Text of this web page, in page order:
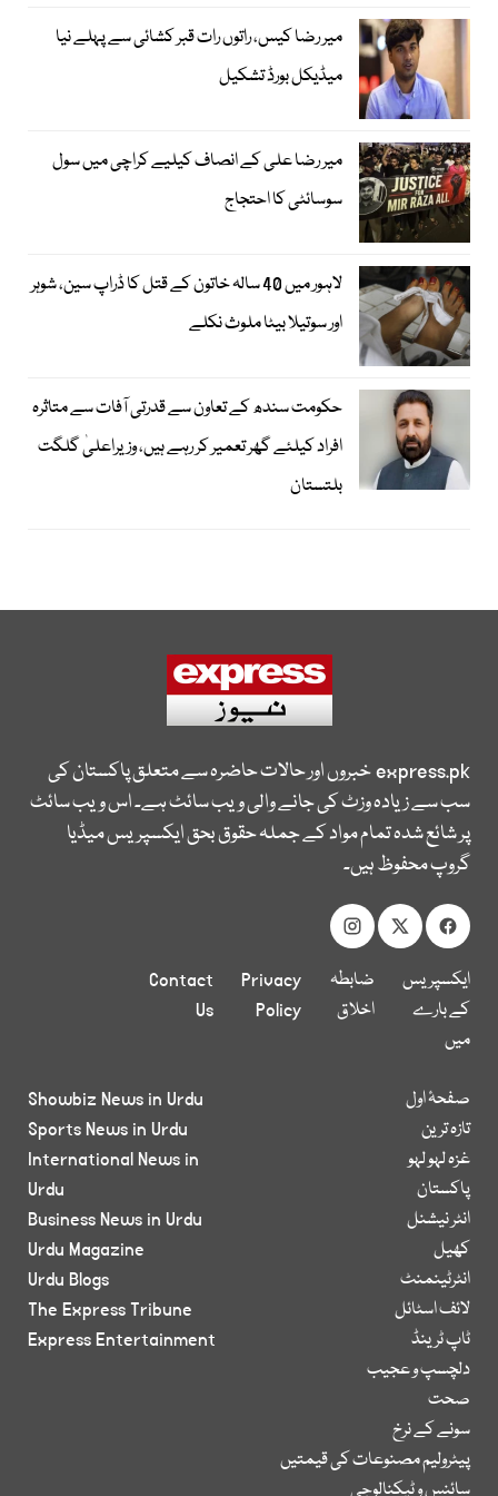
میر رضا کیس، راتوں رات قبر کشائی سے پہلے نیا
میڈیکل بورڈ تشکیل
میر رضا علی کے انصاف کیلیے کراچی میں سول
سوسائٹی کا احتجاج
لاہور میں 40 سالہ خاتون کے قتل کا ڈراپ سین، شوہر
اور سوتیلا بیٹا ملوث نکلے
حکومت سندھ کے تعاون سے قدرتی آفات سے متاثرہ
افراد کیلئے گھر تعمیر کر رہے ہیں، وزیراعلیٰ گلگت
بلتستان
express.pkخبروں اور حالات حاضرہ سے متعلق پاکستان کی
سب سے زیادہ وزٹ کی جانے والی ویب سائٹ ہے۔ اس ویب سائٹ
پر شائع شدہ تمام مواد کے جملہ حقوق بحق ایکسپریس میڈیا
گروپ محفوظ ہیں۔
ایکسپریس
کے بارے
میں
ضابطہ
اخلاق
Privacy
Policy
Contact
Us
صفحۂ اول
تازہ ترین
غزہ لہو لہو
پاکستان
انٹر نیشنل
کھیل
انٹرٹینمنٹ
لائف اسٹائل
ٹاپ ٹرینڈ
دلچسپ و عجیب
صحت
سونے کے نرخ
پیٹرولیم مصنوعات کی قیمتیں
سائنس و ٹیکنالوجی
Showbiz News in Urdu
Sports News in Urdu
International News in
Urdu
Business News in Urdu
Urdu Magazine
Urdu Blogs
The Express Tribune
Express Entertainment